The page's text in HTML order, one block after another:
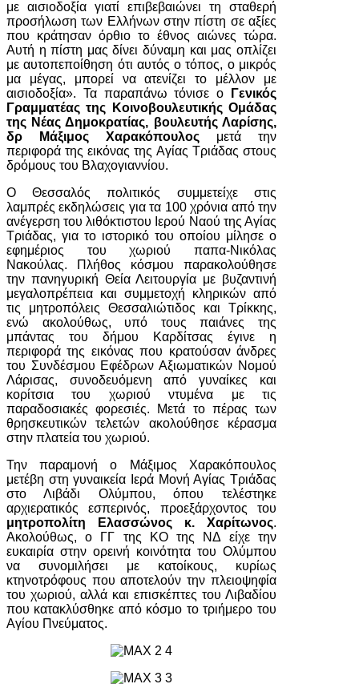
με αισιοδοξία γιατί επιβεβαιώνει τη σταθερή
προσήλωση των Ελλήνων στην πίστη σε αξίες
που κράτησαν όρθιο το έθνος αιώνες τώρα.
Αυτή η πίστη μας δίνει δύναμη και μας οπλίζει
με αυτοπεποίθηση ότι αυτός ο τόπος, ο μικρός
μα μέγας, μπορεί να ατενίζει το μέλλον με
αισιοδοξία». Τα παραπάνω τόνισε ο
Γενικός
Γραμματέας της Κοινοβουλευτικής Ομάδας
της Νέας Δημοκρατίας, βουλευτής Λαρίσης,
δρ Μάξιμος Χαρακόπουλοςμετά την
περιφορά της εικόνας της Αγίας Τριάδας στους
δρόμους του Βλαχογιαννίου.
Ο Θεσσαλός πολιτικός συμμετείχε στις
λαμπρές εκδηλώσεις για τα 100 χρόνια από την
ανέγερση του λιθόκτιστου Ιερού Ναού της Αγίας
Τριάδας, για το ιστορικό του οποίου μίλησε ο
εφημέριος του χωριού παπα-Νικόλας
Νακούλας. Πλήθος κόσμου παρακολούθησε
την πανηγυρική Θεία Λειτουργία με βυζαντινή
μεγαλοπρέπεια και συμμετοχή κληρικών από
τις μητροπόλεις Θεσσαλιώτιδος και Τρίκκης,
ενώ ακολούθως, υπό τους παιάνες της
μπάντας του δήμου Καρδίτσας έγινε η
περιφορά της εικόνας που κρατούσαν άνδρες
του Συνδέσμου Εφέδρων Αξιωματικών Νομού
Λάρισας, συνοδευόμενη από γυναίκες και
κορίτσια του χωριού ντυμένα με τις
παραδοσιακές φορεσιές. Μετά το πέρας των
θρησκευτικών τελετών ακολούθησε κέρασμα
στην πλατεία του χωριού.
Την παραμονή ο Μάξιμος Χαρακόπουλος
μετέβη στη γυναικεία Ιερά Μονή Αγίας Τριάδας
στο Λιβάδι Ολύμπου, όπου τελέστηκε
αρχιερατικός εσπερινός, προεξάρχοντος του
μητροπολίτη Ελασσώνος κ. Χαρίτωνος.
Ακολούθως, ο ΓΓ της ΚΟ της ΝΔ είχε την
ευκαιρία στην ορεινή κοινότητα του Ολύμπου
να συνομιλήσει με κατοίκους, κυρίως
κτηνοτρόφους που αποτελούν την πλειοψηφία
του χωριού, αλλά και επισκέπτες του Λιβαδίου
που κατακλύσθηκε από κόσμο το τριήμερο του
Αγίου Πνεύματος.